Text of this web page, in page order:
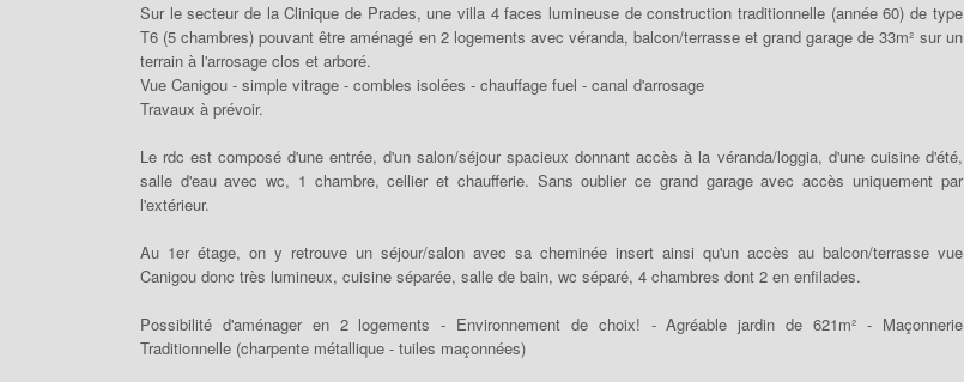
Sur le secteur de la Clinique de Prades, une villa 4 faces lumineuse de construction traditionnelle (année 60) de type
T6 (5 chambres) pouvant être aménagé en 2 logements avec véranda, balcon/terrasse et grand garage de 33m² sur un
terrain à l'arrosage clos et arboré.
Vue Canigou - simple vitrage - combles isolées - chauffage fuel - canal d'arrosage
Travaux à prévoir.
Le rdc est composé d'une entrée, d'un salon/séjour spacieux donnant accès à la véranda/loggia, d'une cuisine d'été,
salle d'eau avec wc, 1 chambre, cellier et chaufferie. Sans oublier ce grand garage avec accès uniquement par
l'extérieur.
Au 1er étage, on y retrouve un séjour/salon avec sa cheminée insert ainsi qu'un accès au balcon/terrasse vue
Canigou donc très lumineux, cuisine séparée, salle de bain, wc séparé, 4 chambres dont 2 en enfilades.
Possibilité d'aménager en 2 logements - Environnement de choix! - Agréable jardin de 621m² - Maçonnerie
Traditionnelle (charpente métallique - tuiles maçonnées)